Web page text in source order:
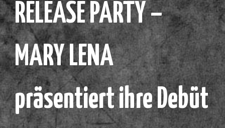
RELEASE PARTY –
MARY LENA
präsentiert ihre Debüt